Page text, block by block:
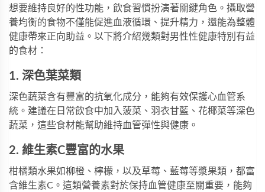
想要維持良好的性功能，飲食習慣扮演著關鍵角色。攝取營
養均衡的食物不僅能促進血液循環、提升精力，還能為整體
健康帶來正向助益。以下將介紹幾類對男性性健康特別有益
的食材：
1. 深色葉菜類
深色蔬菜含有豐富的抗氧化成分，能夠有效保護心血管系
統。建議在日常飲食中加入菠菜、羽衣甘藍、花椰菜等深色
蔬菜，這些食材能幫助維持血管彈性與健康。
2. 維生素C豐富的水果
柑橘類水果如柳橙、檸檬，以及草莓、藍莓等漿果類，都富
含維生素C。這類營養素對於保持血管健康至關重要，能夠